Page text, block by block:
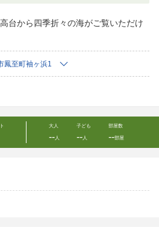
台から四季折々の海がご覧いただけ
鳳至町袖ヶ浜1
大人
--人
子ども
--人
部屋数
--部屋